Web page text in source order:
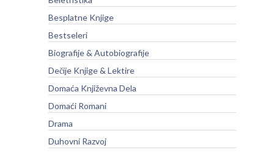
Besplatne Knjige
Bestseleri
Biografije & Autobiografije
Dečije Knjige & Lektire
Domaća Književna Dela
Domaći Romani
Drama
Duhovni Razvoj